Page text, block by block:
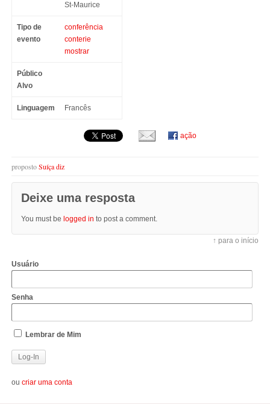
St-Maurice
Tipo de
evento
conferência
conterie
mostrar
Público
Alvo
Linguagem Francês
ação
propostoSuíça diz
Deixe uma resposta
You must be logged in to post a comment.
↑ para o início
Usuário
Senha
Lembrar de Mim
ou criar uma conta